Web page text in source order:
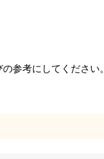
参考にしてください